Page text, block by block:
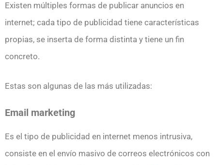
Existen múltiples formas de publicar anuncios en
internet; cada tipo de publicidad tiene características
propias, se inserta de forma distinta y tiene un fin
concreto.
Estas son algunas de las más utilizadas:
Email marketing
Es el tipo de publicidad en internet menos intrusiva,
consiste en el envío masivo de correos electrónicos con